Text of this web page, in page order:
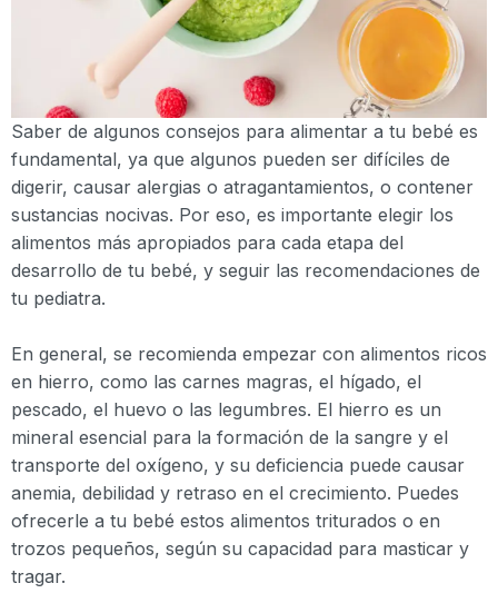
Saber de algunos consejos para alimentar a tu bebé es
fundamental, ya que algunos pueden ser difíciles de
digerir, causar alergias o atragantamientos, o contener
sustancias nocivas. Por eso, es importante elegir los
alimentos más apropiados para cada etapa del
desarrollo de tu bebé, y seguir las recomendaciones de
tu pediatra.
En general, se recomienda empezar con alimentos ricos
en hierro, como las carnes magras, el hígado, el
pescado, el huevo o las legumbres. El hierro es un
mineral esencial para la formación de la sangre y el
transporte del oxígeno, y su deficiencia puede causar
anemia, debilidad y retraso en el crecimiento. Puedes
ofrecerle a tu bebé estos alimentos triturados o en
trozos pequeños, según su capacidad para masticar y
tragar.